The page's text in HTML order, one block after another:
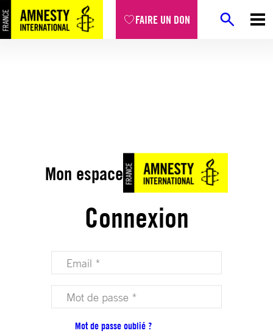
FAIRE UN DON
Mon espace
Connexion
Votre adresse email (obligatoire)
Votre mot de passe (obligatoire)
Mot de passe oublié ?